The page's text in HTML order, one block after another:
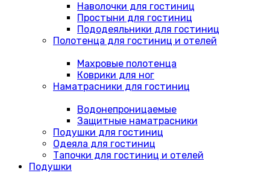
Наволочки для гостиниц
Простыни для гостиниц
Пододеяльники для гостиниц
Полотенца для гостиниц и отелей
Махровые полотенца
Коврики для ног
Наматрасники для гостиниц
Водонепроницаемые
Защитные наматрасники
Подушки для гостиниц
Одеяла для гостиниц
Тапочки для гостиниц и отелей
Подушки